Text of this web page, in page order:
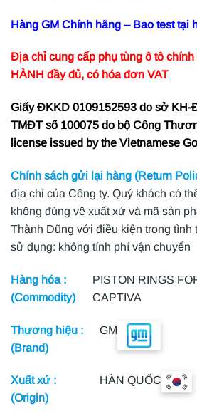
Hàng GM Chính hãng – Bao test tại
Địa chỉ cung cấp phụ tùng ô tô chính
HÀNH đầy đủ, có hóa đơn VAT
Giấy ĐKKD 0109152593 do sở KH-
TMĐT số 100075 do bộ Công
license issued by the Vietnamese
Chính sách gửi lại hàng (Return
địa chỉ của Công ty. Quý khách có
không đúng về xuất xứ và mã sản
Thành Dũng với điều kiện trong tình
sử dụng: không tính phí vận chuyển
Hàng hóa :
(Commodity)
PISTON RINGS
CAPTIVA
Thương hiệu :
(Brand)
GM
Xuất xứ :
(Origin)
HÀN QUỐC